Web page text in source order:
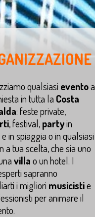
qualsiasi eventoa
in tutta la Costa
: feste private,
, festival,partyin
in spiaggia o in qualsiasi
a tua scelta, che sia uno
villao un hotel. I
sapranno
i migliori musicistie
per animare il